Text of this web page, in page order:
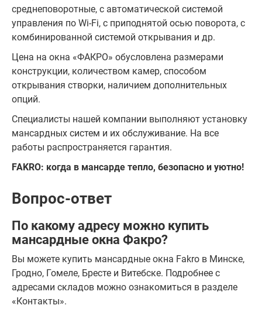
среднеповоротные, с автоматической системой
управления по Wi-Fi, с приподнятой осью поворота, с
комбинированной системой открывания и др.
Цена на окна «ФАКРО» обусловлена размерами
конструкции, количеством камер, способом
открывания створки, наличием дополнительных
опций.
Специалисты нашей компании выполняют установку
мансардных систем и их обслуживание. На все
работы распространяется гарантия.
FAKRO: когда в мансарде тепло, безопасно и уютно!
Вопрос-ответ
По какому адресу можно купить
мансардные окна Факро?
Вы можете купить мансардные окна Fakro в Минске,
Гродно, Гомеле, Бресте и Витебске. Подробнее с
адресами складов можно ознакомиться в разделе
«Контакты».